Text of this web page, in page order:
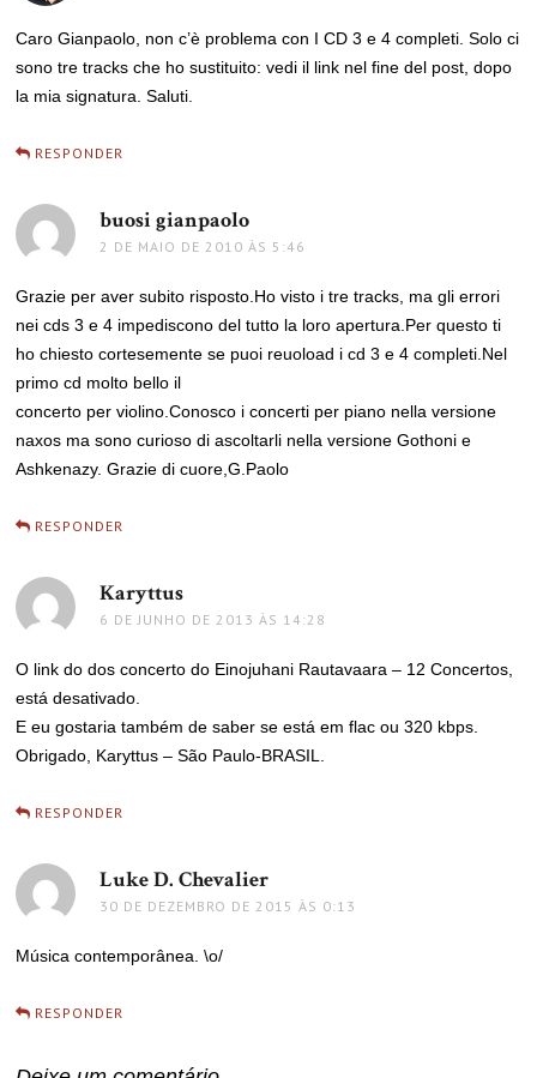
Caro Gianpaolo, non c’è problema con I CD 3 e 4 completi. Solo ci
sono tre tracks che ho sustituito: vedi il link nel fine del post, dopo
la mia signatura. Saluti.
RESPONDER
buosi gianpaolo
2 DE MAIO DE 2010 ÀS 5:46
Grazie per aver subito risposto.Ho visto i tre tracks, ma gli errori
nei cds 3 e 4 impediscono del tutto la loro apertura.Per questo ti
ho chiesto cortesemente se puoi reuoload i cd 3 e 4 completi.Nel
primo cd molto bello il
concerto per violino.Conosco i concerti per piano nella versione
naxos ma sono curioso di ascoltarli nella versione Gothoni e
Ashkenazy. Grazie di cuore,G.Paolo
RESPONDER
Karyttus
6 DE JUNHO DE 2013 ÀS 14:28
O link do dos concerto do Einojuhani Rautavaara – 12 Concertos,
está desativado.
E eu gostaria também de saber se está em flac ou 320 kbps.
Obrigado, Karyttus – São Paulo-BRASIL.
RESPONDER
Luke D. Chevalier
30 DE DEZEMBRO DE 2015 ÀS 0:13
Música contemporânea. \o/
RESPONDER